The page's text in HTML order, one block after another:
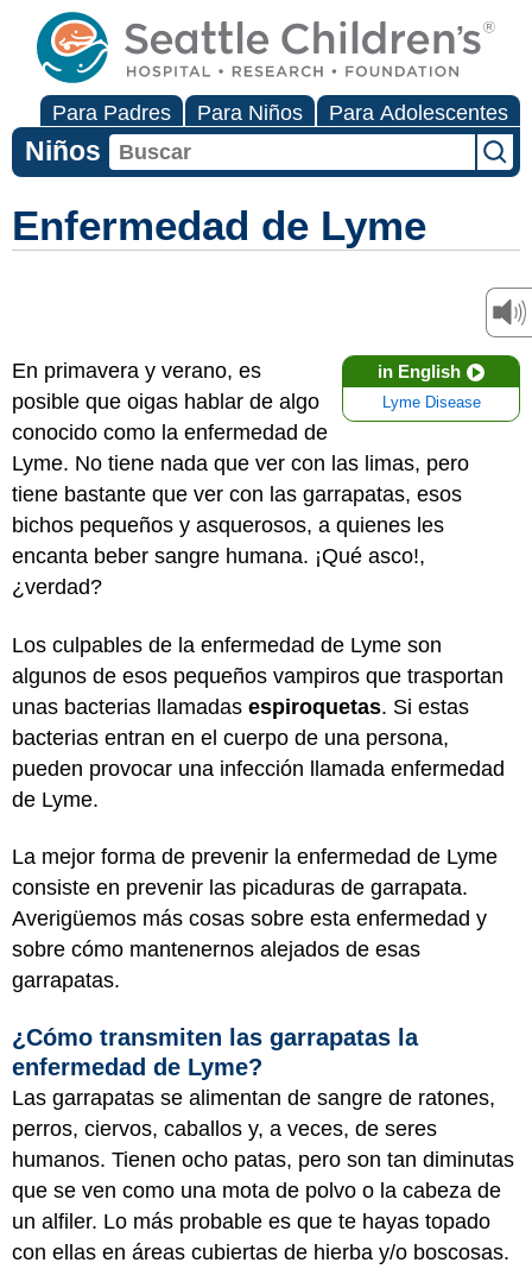
Para Padres Para Niños Para Adolescentes
Niños
Enfermedad de Lyme
in English
Lyme Disease
En primavera y verano, es
posible que oigas hablar de algo
conocido como la enfermedad de
Lyme. No tiene nada que ver con las limas, pero
tiene bastante que ver con las garrapatas, esos
bichos pequeños y asquerosos, a quienes les
encanta beber sangre humana. ¡Qué asco!,
¿verdad?
Los culpables de la enfermedad de Lyme son
algunos de esos pequeños vampiros que trasportan
unas bacterias llamadas espiroquetas. Si estas
bacterias entran en el cuerpo de una persona,
pueden provocar una infección llamada enfermedad
de Lyme.
La mejor forma de prevenir la enfermedad de Lyme
consiste en prevenir las picaduras de garrapata.
Averigüemos más cosas sobre esta enfermedad y
sobre cómo mantenernos alejados de esas
garrapatas.
¿Cómo transmiten las garrapatas la
enfermedad de Lyme?
Las garrapatas se alimentan de sangre de ratones,
perros, ciervos, caballos y, a veces, de seres
humanos. Tienen ocho patas, pero son tan diminutas
que se ven como una mota de polvo o la cabeza de
un alfiler. Lo más probable es que te hayas topado
con ellas en áreas cubiertas de hierba y/o boscosas.